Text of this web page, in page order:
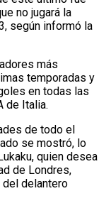
no jugará la
según informó la
más
temporadas y
en todas las
de Italia.
de todo el
se mostró, lo
quien desea
de Londres,
del delantero